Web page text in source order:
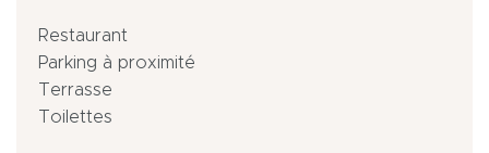
Restaurant
Parking à proximité
Terrasse
Toilettes